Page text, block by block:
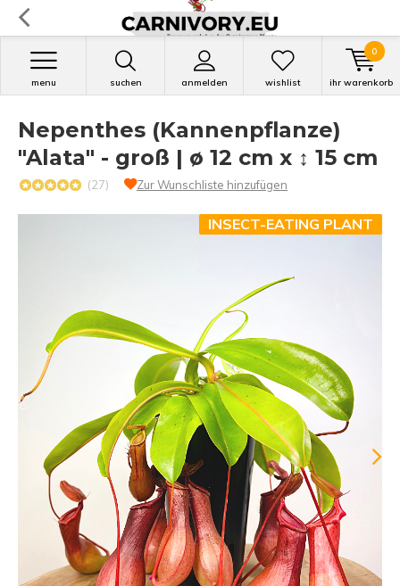
suchen anmelden
menu wishlist ihr warenkorb
0
Nepenthes (Kannenpflanze)
"Alata" - groß | ø 12 cm x ↕ 15 cm
(27) Zur Wunschliste hinzufügen
INSECT-EATING PLANT